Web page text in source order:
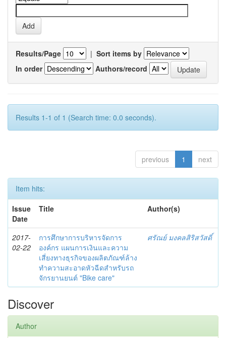
Results/Page | Sort items by
In order
Authors/record
Results 1-1 of 1 (Search time: 0.0 seconds).
previous 1 next
Item hits:
Issue
Date
Title Author(s)
2017-
02-22
การศึกษาการบริหารจัดการ
องค์กร แผนการเงินและความ
เสี่ยงทางธุรกิจของผลิตภัณฑ์ล้าง
ทำความสะอาดหัวฉีดสำหรับรถ
จักรยานยนต์ "Bike care"
ศรัณย์ มงคลสิริสวัสดิ์
Discover
Author